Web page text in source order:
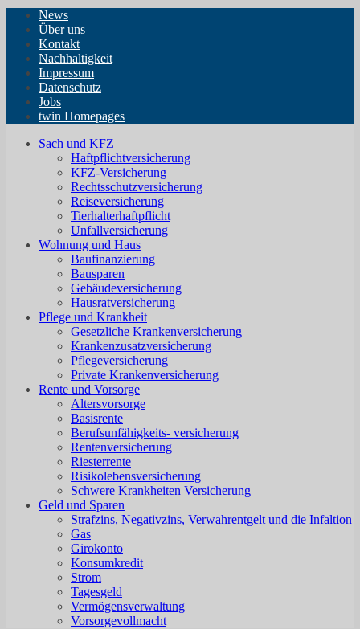
News
Über uns
Kontakt
Nachhaltigkeit
Impressum
Datenschutz
Jobs
twin Homepages
Sach und KFZ
Haftpflichtversicherung
KFZ-Versicherung
Rechtsschutzversicherung
Reiseversicherung
Tierhalterhaftpflicht
Unfallversicherung
Wohnung und Haus
Baufinanzierung
Bausparen
Gebäudeversicherung
Hausratversicherung
Pflege und Krankheit
Gesetzliche Krankenversicherung
Krankenzusatzversicherung
Pflegeversicherung
Private Krankenversicherung
Rente und Vorsorge
Altersvorsorge
Basisrente
Berufsunfähigkeits- versicherung
Rentenversicherung
Riesterrente
Risikolebensversicherung
Schwere Krankheiten Versicherung
Geld und Sparen
Strafzins, Negativzins, Verwahrentgelt und die Infaltion
Gas
Girokonto
Konsumkredit
Strom
Tagesgeld
Vermögensverwaltung
Vorsorgevollmacht